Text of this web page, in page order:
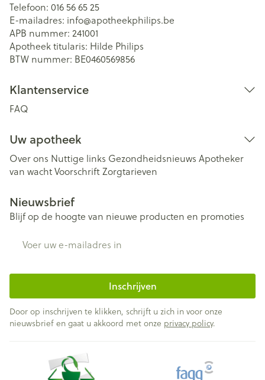
Telefoon: 016 56 65 25
E-mailadres: info@apotheekphilips.be
APB nummer: 241001
Apotheek titularis: Hilde Philips
BTW nummer: BE0460569856
Klantenservice
FAQ
Uw apotheek
Over ons Nuttige links Gezondheidsnieuws Apotheker
van wachtVoorschriftZorgtarieven
Nieuwsbrief
Blijf op de hoogte van nieuwe producten en promoties
Inschrijven
Door op inschrijven te klikken, schrijft u zich in voor onze
nieuwsbrief en gaat u akkoord met onze privacy policy.